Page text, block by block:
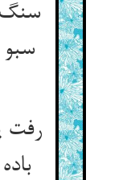
سبو
رفت